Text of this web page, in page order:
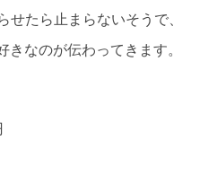
せたら止まらないそうで、
なのが伝わってきます。